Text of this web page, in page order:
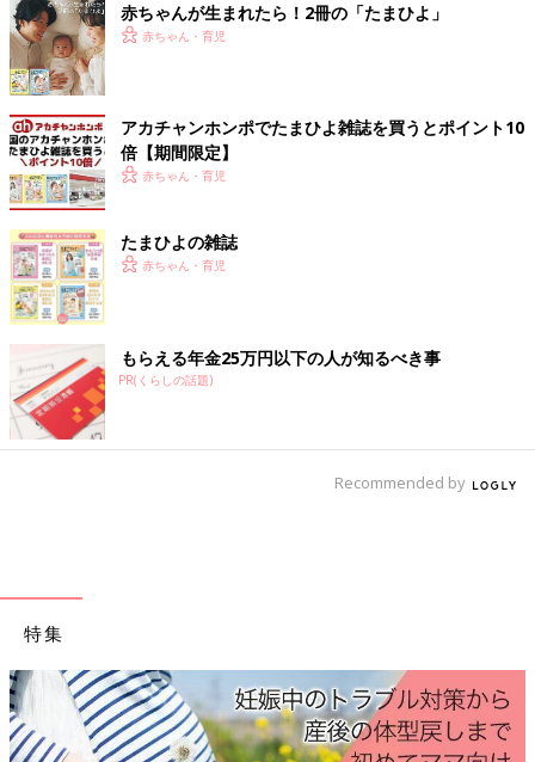
理不尽なことで泣かれると、だだをこねられているだけに思えて
うんざりしますが・・・自分自身で壁を越える方法を少しずつ身
につけられるように、なるべく向き合ってあげたいな、
す。私に余裕があれば。
[わぐり]
2018年4月に息子を出産した37歳。
「ハハのつぶやき」Twitter(@ninputweet)
Instagram(@ninputweet)
ラストを更新しています。
前の話
集中しすぎて聞こえ
ない[ハハのさけび
#148]
赤ちゃんが生まれたら！2冊の「たまひよ」
赤ちゃん・育児
アカチャンホンポでたまひよ雑誌を買うとポイント10
倍【期間限定】
赤ちゃん・育児
たまひよの雑誌
赤ちゃん・育児
もらえる年金25万円以下の人が知るべき事
PR(くらしの話題)
Recommended by
特集